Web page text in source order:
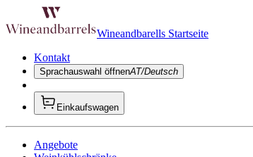
Wineandbarells Startseite
Kontakt
Sprachauswahl öffnenAT/Deutsch
Einkaufswagen
Angebote